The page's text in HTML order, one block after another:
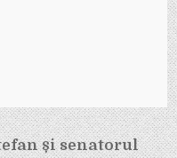
și senatorul